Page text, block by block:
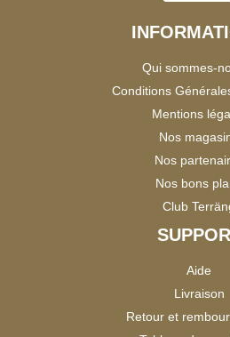
Qui sommes-
Conditions
Mentions
Nos
Nos
Nos bons
Club
Aide
Livraison
Retour et